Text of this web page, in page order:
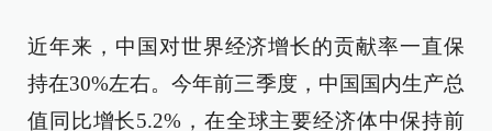
近年来，中国对世界经济增长的贡献率一直保
持在30%左右。今年前三季度，中国国内生产总
值同比增长5.2%，在全球主要经济体中保持前